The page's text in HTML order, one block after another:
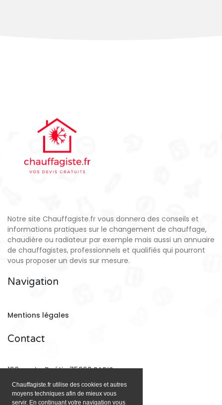
Chauffagiste.fr utilise des cookies et autres
moyens techniques afin de mieux vous
servir. En continuant votre navigation vous
Notre site Chauffagiste.fr vous donnera des conseils et
informations pratiques sur le changement de chauffage,
chaudière ou radiateur par exemple mais aussi un annuaire
de chauffagistes, professionnels et qualifiés qui pourront
vous proposer un devis sur mesure.
Navigation
Mentions légales
Contact
128 rue La Boétie 75008 PARIS
Email: contact@chauffagiste.fr